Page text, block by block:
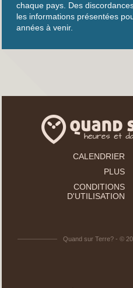
chaque pays. Des
les informations présentées
années à venir.
CALENDRIER
PLUS
CONDITIONS
D'UTILISATION
Quand sur Terre? - ©